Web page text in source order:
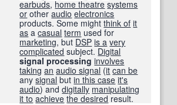
earbuds, home theatre systems
or otheraudio electronics
products. Some mightthink of it
as acasual term used for
marketing, but DSP is a very
complicated subject. Digital
signal processing involves
taking an audio signal (it can be
anysignal butin this case it's
audio) anddigitally manipulating
it to achieve the desired result.